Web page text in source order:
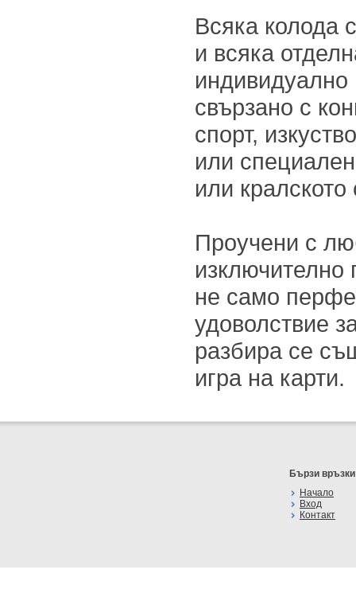
Всяка колода
и всяка
свързано с
спорт,
или
или
Проучени с
изключително
не само
удоволствие
разбира се
игра на карти.
Бързи връзки
Начало
Вход
Контакт